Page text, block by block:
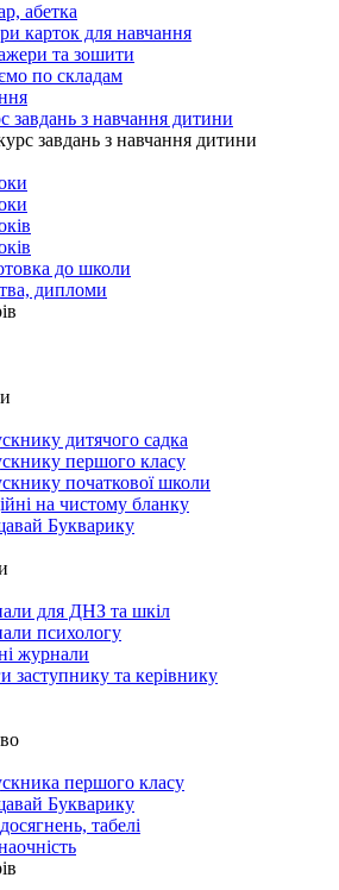
абетка
карток для навчання
та зошити
по складам
завдань з навчання дитини
завдань з навчання дитини
до школи
дипломи
дитячого садка
першого класу
початкової школи
на чистому бланку
Букварику
для ДНЗ та шкіл
психологу
журнали
заступнику та керівнику
першого класу
Букварику
табелі